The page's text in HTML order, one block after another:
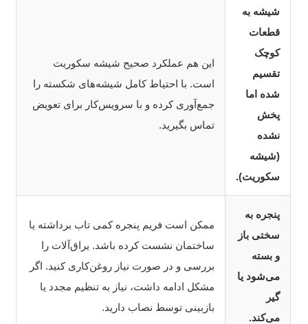
شیشه به
قطعات
کوچک
تقسیم
شده اما
پخش
نشده
(شیشه
سکوریت).
این هم عملکرد صحیح شیشه سکوریت
است. با احتیاط کامل شیشه‌های شکسته را
جمع‌آوری کرده و با سرویس‌کار برای تعویض
تماس بگیرید.
پنجره به
سختی باز
و بسته
می‌شود یا
گیر
می‌کند.
ممکن است فریم پنجره کمی تاب برداشته یا
ساختمان نشست کرده باشد. یراق‌آلات را
بررسی و در صورت نیاز روغن‌کاری کنید. اگر
مشکل ادامه داشت، نیاز به تنظیم مجدد یا
بازبینی توسط نصاب دارید.